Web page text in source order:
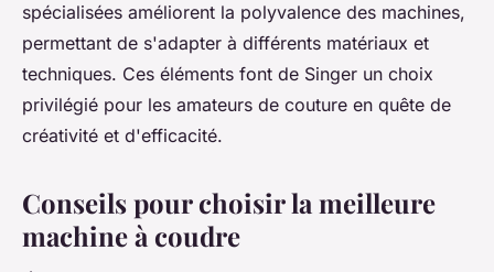
spécialisées améliorent la polyvalence des machines,
permettant de s'adapter à différents matériaux et
techniques. Ces éléments font de Singer un choix
privilégié pour les amateurs de couture en quête de
créativité et d'efficacité.
Conseils pour choisir la meilleure
machine à coudre